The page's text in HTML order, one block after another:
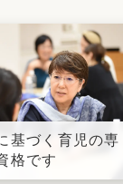
基づく育児の専
格です